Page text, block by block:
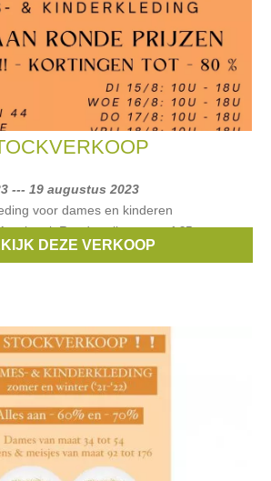
--- 19 augustus 2023
voor dames en kinderen
Ronde prijzen vanaf €5 en
2023 aan -40%)
DEZE VERKOOP